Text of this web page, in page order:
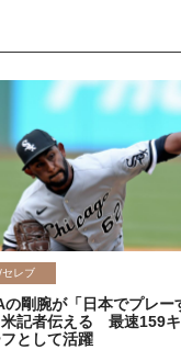
セレブ
剛腕が「日本でプレー
米記者伝える 最速159
として活躍